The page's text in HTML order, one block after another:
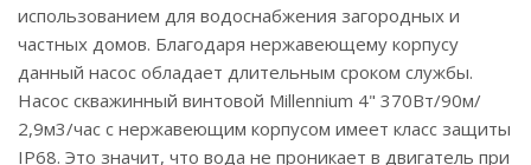
использованием для водоснабжения загородных и
частных домов. Благодаря нержавеющему корпусу
данный насос обладает длительным сроком службы.
Насос скважинный винтовой Millennium 4" 370Вт/90м/
2,9м3/час с нержавеющим корпусом имеет класс защиты
IP68. Это значит, что вода не проникает в двигатель при